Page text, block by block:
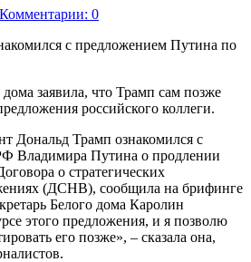
Комментарии: 0
дома заявила, что Трамп сам позже
российского коллеги.
Дональд Трамп ознакомился с
Владимира Путина о продлении
о стратегических
(ДСНВ), сообщила на брифинге
Белого дома Каролин
этого предложения, и я позволю
его позже», – сказала она,